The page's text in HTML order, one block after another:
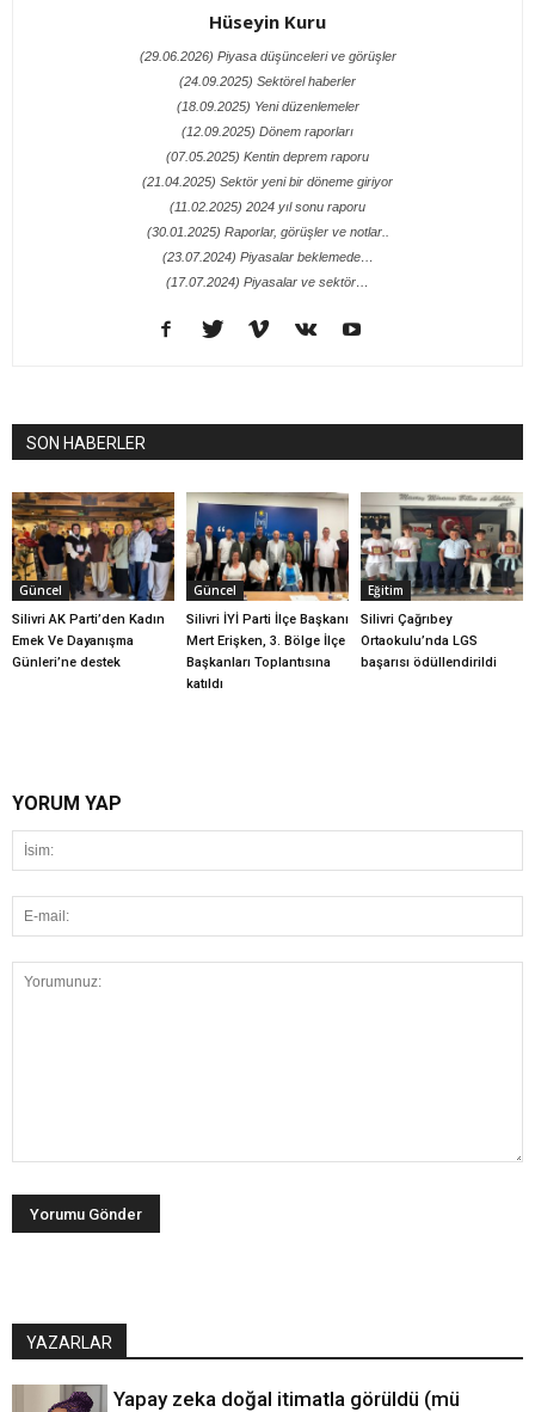
Hüseyin Kuru
(29.06.2026) Piyasa düşünceleri ve görüşler
(24.09.2025) Sektörel haberler
(18.09.2025) Yeni düzenlemeler
(12.09.2025) Dönem raporları
(07.05.2025) Kentin deprem raporu
(21.04.2025) Sektör yeni bir döneme giriyor
(11.02.2025) 2024 yıl sonu raporu
(30.01.2025) Raporlar, görüşler ve notlar..
(23.07.2024) Piyasalar beklemede…
(17.07.2024) Piyasalar ve sektör…
SON HABERLER
Güncel
Silivri AK Parti’den Kadın
Emek Ve Dayanışma
Günleri’ne destek
Güncel
Silivri İYİ Parti İlçe Başkanı
Mert Erişken, 3. Bölge İlçe
Başkanları Toplantısına
katıldı
Eğitim
Silivri Çağrıbey
Ortaokulu’nda LGS
başarısı ödüllendirildi
YORUM YAP
YAZARLAR
Yapay zeka doğal itimatla görüldü (mü